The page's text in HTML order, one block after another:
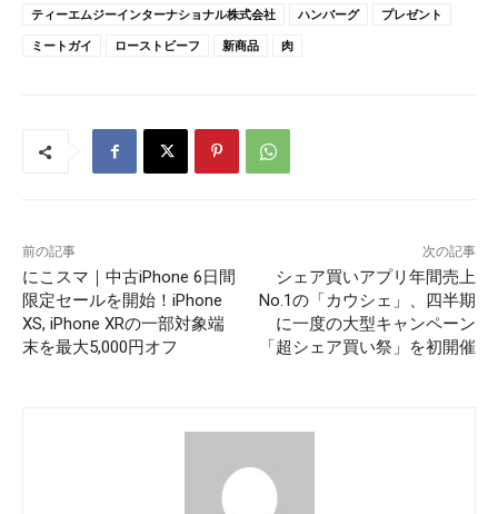
ティーエムジーインターナショナル株式会社
ハンバーグ
プレゼント
ミートガイ
ローストビーフ 新商品 肉
前の記事
にこスマ｜中古iPhone 6日間
限定セールを開始！iPhone
XS, iPhone XRの一部対象端
末を最大5,000円オフ
次の記事
シェア買いアプリ年間売上
No.1の「カウシェ」、四半期
に一度の大型キャンペーン
「超シェア買い祭」を初開催